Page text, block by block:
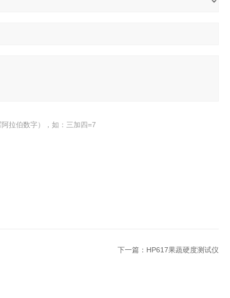
拉伯数字），如：三加四=7
下一篇： HP617果蔬硬度测试仪